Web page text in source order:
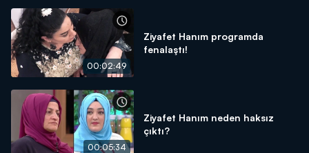
00:02:49
Ziyafet Hanım programda
fenalaştı!
00:05:34
Ziyafet Hanım neden haksız
çıktı?